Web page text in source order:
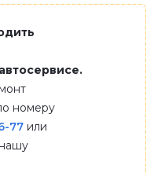
номеру
77 или